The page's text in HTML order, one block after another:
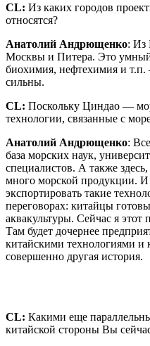
CL: Из каких городов
относятся?
Анатолий Андрющенко: Из
Москвы и Питера. Это
биохимия, нефтехимия и
сильны.
CL: Поскольку Циндао —
технологии, связанные с
Анатолий Андрющенко:
база морских наук,
специалистов. А также
много морской продукции.
экспортировать такие
переговорах: китайцы
аквакультуры. Сейчас я этот
Там будет дочернее
китайскими технологиями и
совершенно другая история.
CL: Какими еще
китайской стороны Вы